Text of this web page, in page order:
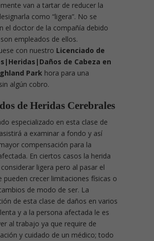
van a tartar de reducer la
como “ligera”. No se
el doctor de la compañía debido
empleados de ellos.
con nuestro Licenciado de
de Cabeza en
Park hora para una
algún cobro.
de Heridas Cerebrales
especializado en esta clase de
a examinar a fondo y así
compensación para la
En ciertos casos la herida
ligera pero al pasar el
pueden crecer limitaciones físicas o
de modo de ser. La
de esta clase de daños en varios
y a la persona afectada le es
al trabajo ya que require de
y cuidado de un médico; todo